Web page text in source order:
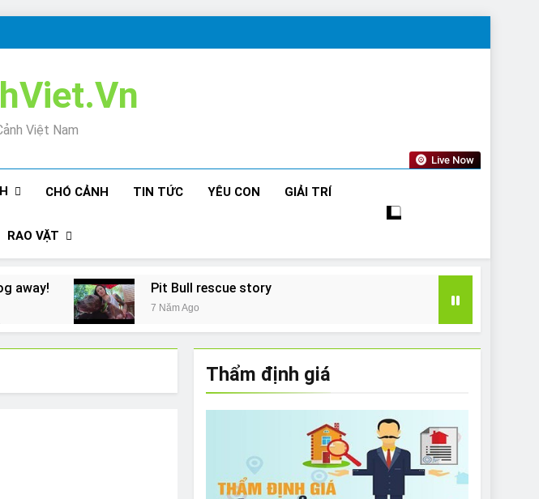
Việt Nam
Live Now
CHÓ CẢNH TIN TỨC YÊU CON GIẢI TRÍ
RAO VẶT
away! Pit Bull rescue story
7 Năm Ago
why!
The Ultimate Guide to What Bulldogs Can (and can’t) Eat
How Often Do I Need to Groom My Bulldog
Thẩm định giá